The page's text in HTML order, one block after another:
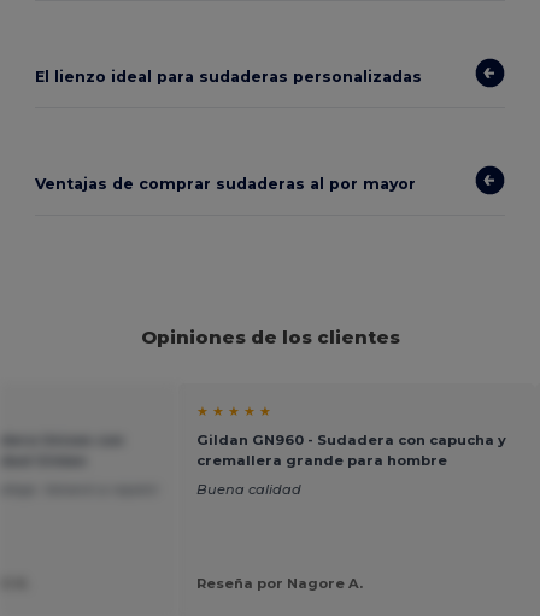
El lienzo ideal para sudaderas personalizadas
Ventajas de comprar sudaderas al por mayor
Opiniones de los clientes
★ ★ ★ ★ ★
Gildan GN960 - Sudadera con capucha y
cremallera grande para hombre
Buena calidad
Reseña por Nagore A.